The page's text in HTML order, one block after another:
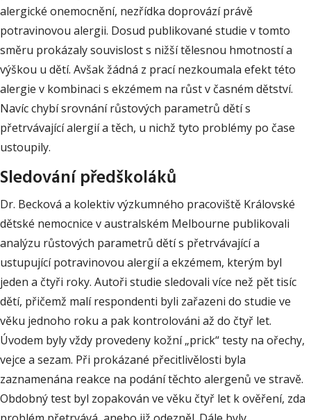
alergické onemocnění, nezřídka doprovází právě
potravinovou alergii. Dosud publikované studie v tomto
směru prokázaly souvislost s nižší tělesnou hmotností a
výškou u dětí. Avšak žádná z prací nezkoumala efekt této
alergie v kombinaci s ekzémem na růst v časném dětství.
Navíc chybí srovnání růstových parametrů dětí s
přetrvávající alergií a těch, u nichž tyto problémy po čase
ustoupily.
Sledování předškoláků
Dr. Becková a kolektiv výzkumného pracoviště Královské
dětské nemocnice v australském Melbourne publikovali
analýzu růstových parametrů dětí s přetrvávající a
ustupující potravinovou alergií a ekzémem, kterým byl
jeden a čtyři roky. Autoři studie sledovali více než pět tisíc
dětí, přičemž malí respondenti byli zařazeni do studie ve
věku jednoho roku a pak kontrolováni až do čtyř let.
Úvodem byly vždy provedeny kožní „prick“ testy na ořechy,
vejce a sezam. Při prokázané přecitlivělosti byla
zaznamenána reakce na podání těchto alergenů ve stravě.
Obdobný test byl zopakován ve věku čtyř let k ověření, zda